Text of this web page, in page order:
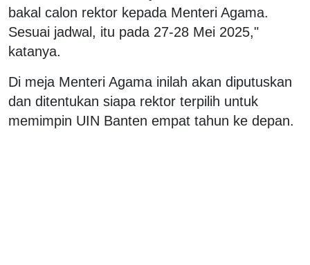
bakal calon rektor kepada Menteri Agama.
Sesuai jadwal, itu pada 27-28 Mei 2025,"
katanya.
Di meja Menteri Agama inilah akan diputuskan
dan ditentukan siapa rektor terpilih untuk
memimpin UIN Banten empat tahun ke depan.